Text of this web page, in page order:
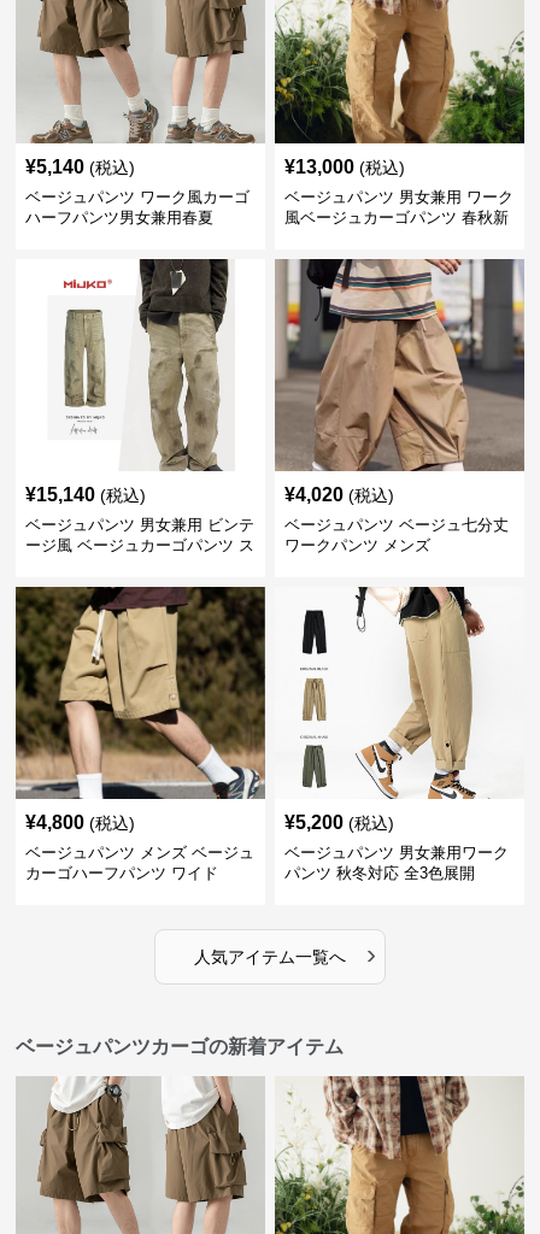
¥5,140 (税込)
ベージュパンツ ワーク風カーゴ
ハーフパンツ男女兼用春夏
¥13,000 (税込)
ベージュパンツ 男女兼用 ワーク
風ベージュカーゴパンツ 春秋新
¥15,140 (税込)
ベージュパンツ 男女兼用 ビンテ
ージ風 ベージュカーゴパンツ ス
¥4,020 (税込)
ベージュパンツ ベージュ七分丈
ワークパンツ メンズ
¥4,800 (税込)
ベージュパンツ メンズ ベージュ
カーゴハーフパンツ ワイド
¥5,200 (税込)
ベージュパンツ 男女兼用ワーク
パンツ 秋冬対応 全3色展開
人気アイテム一覧へ ›
ベージュパンツカーゴの新着アイテム